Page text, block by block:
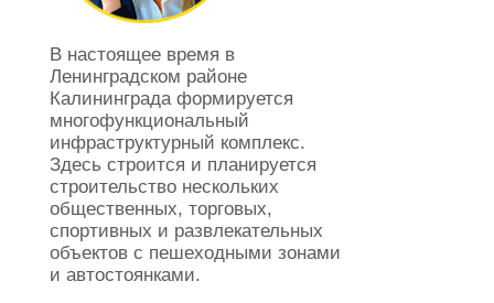
В настоящее время в
Ленинградском районе
Калининграда формируется
многофункциональный
инфраструктурный комплекс.
Здесь строится и планируется
строительство нескольких
общественных, торговых,
спортивных и развлекательных
объектов с пешеходными зонами
и автостоянками.